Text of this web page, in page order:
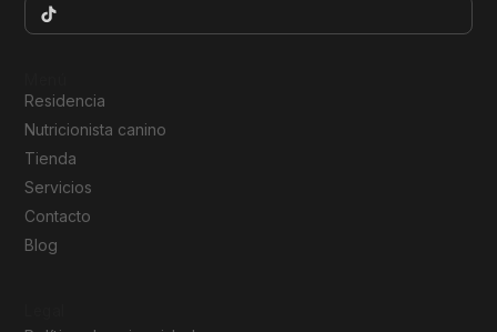
Residencia
Nutricionista canino
Tienda
Servicios
Contacto
Blog